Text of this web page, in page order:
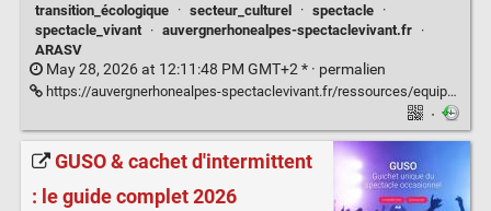
transition_écologique
· secteur_culturel · spectacle ·
spectacle_vivant
· auvergnerhonealpes-spectaclevivant.fr
·
ARASV
May 28, 2026 at 12:11:48 PM GMT+2 * · permalien
https://auvergnerhonealpes-spectaclevivant.fr/ressources/equipes-artistiques-et-transition-ecologique-la-methode-durables/
·
GUSO & cachet d'intermittent
: le guide complet 2026